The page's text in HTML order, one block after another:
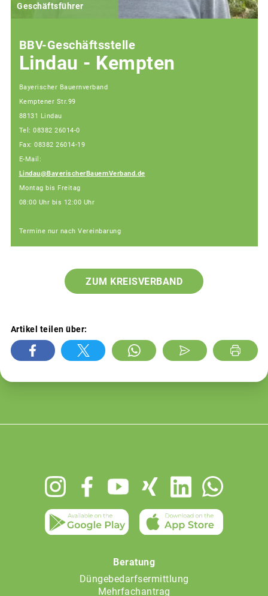
Geschäftsführer
BBV-Geschäftsstelle
Lindau - Kempten
Bayerischer Bauernverband
Kemptener Str.99
88131 Lindau
Tel: 08382 26014-0
Fax: 08382 26014-19
E-Mail:
Lindau@BayerischerBauernVerband.de
Montag bis Freitag
08:00 Uhr bis 12:00 Uhr
Termine nur nach Vereinbarung
ZUM KREISVERBAND
Artikel teilen über:
Beratung
Düngebedarfsermittlung
Mehrfachantrag